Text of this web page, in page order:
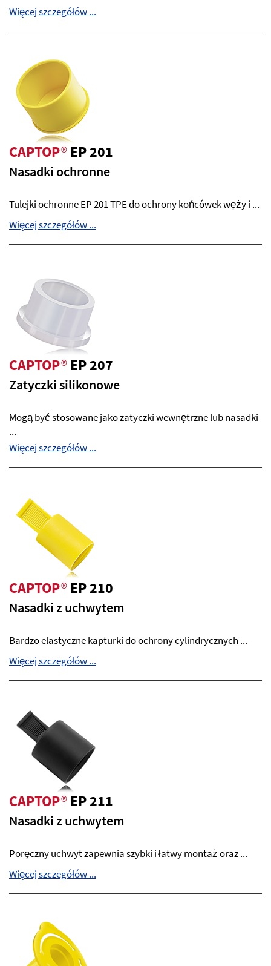
Więcej szczegółów ...
CAPTOP®EP 201
Nasadki ochronne
Tulejki ochronne EP 201 TPE do ochrony końcówek węży i ...
Więcej szczegółów ...
CAPTOP®EP 207
Zatyczki silikonowe
Mogą być stosowane jako zatyczki wewnętrzne lub nasadki
...
Więcej szczegółów ...
CAPTOP®EP 210
Nasadki z uchwytem
Bardzo elastyczne kapturki do ochrony cylindrycznych ...
Więcej szczegółów ...
CAPTOP®EP 211
Nasadki z uchwytem
Poręczny uchwyt zapewnia szybki i łatwy montaż oraz ...
Więcej szczegółów ...